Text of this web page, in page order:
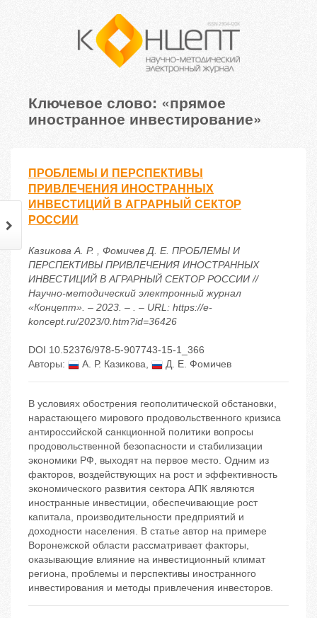
Ключевое слово: «прямое
иностранное инвестирование»
ПРОБЛЕМЫ И ПЕРСПЕКТИВЫ
ПРИВЛЕЧЕНИЯ ИНОСТРАННЫХ
ИНВЕСТИЦИЙ В АГРАРНЫЙ СЕКТОР
РОССИИ
Казикова А. Р. , Фомичев Д. Е. ПРОБЛЕМЫ И
ПЕРСПЕКТИВЫ ПРИВЛЕЧЕНИЯ ИНОСТРАННЫХ
ИНВЕСТИЦИЙ В АГРАРНЫЙ СЕКТОР РОССИИ //
Научно-методический электронный журнал
«Концепт». – 2023. – . – URL: https://e-
koncept.ru/2023/0.htm?id=36426
DOI 10.52376/978-5-907743-15-1_366
Авторы:
А. Р. Казикова, Д. Е. Фомичев
В условиях обострения геополитической обстановки,
нарастающего мирового продовольственного кризиса
антироссийской санкционной политики вопросы
продовольственной безопасности и стабилизации
экономики РФ, выходят на первое место. Одним из
факторов, воздействующих на рост и эффективность
экономического развития сектора АПК являются
иностранные инвестиции, обеспечивающие рост
капитала, производительности предприятий и
доходности населения. В статье автор на примере
Воронежской области рассматривает факторы,
оказывающие влияние на инвестиционный климат
региона, проблемы и перспективы иностранного
инвестирования и методы привлечения инвесторов.